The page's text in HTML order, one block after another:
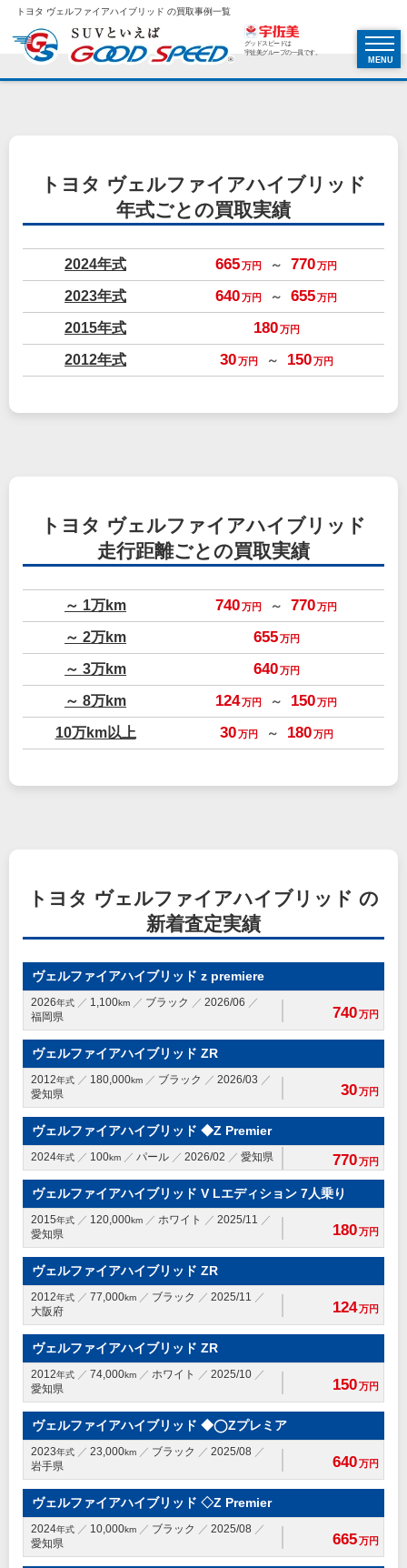
トヨタ ヴェルファイアハイブリッド の買取事例一覧
グッドスピードは
宇佐美グループの一員です。
MENU
トヨタ ヴェルファイアハイブリッド
年式ごとの買取実績
2024年式 665万円 ～ 770万円
2023年式 640万円 ～ 655万円
2015年式 180 万円
2012年式 30 万円 ～ 150 万円
トヨタ ヴェルファイアハイブリッド
走行距離ごとの買取実績
～ 1万km 740万円 ～ 770万円
～ 2万km 655 万円
～ 3万km 640 万円
～ 8万km 124万円 ～ 150万円
10万km以上 30 万円 ～ 180 万円
トヨタ ヴェルファイアハイブリッド の
新着査定実績
ヴェルファイアハイブリッド z premiere
2026年式 1,100km ブラック
2026/06
福岡県
740万円
ヴェルファイアハイブリッド ZR
2012年式 180,000km ブラック
2026/03
愛知県
30万円
ヴェルファイアハイブリッド ◆Z Premier
2024年式 100km パール 2026/02 愛知県 770万円
ヴェルファイアハイブリッド V Lエディション 7人乗り
2015年式 120,000km ホワイト
2025/11
愛知県
180万円
ヴェルファイアハイブリッド ZR
2012年式 77,000km ブラック
2025/11
大阪府
124万円
ヴェルファイアハイブリッド ZR
2012年式 74,000km ホワイト
2025/10
愛知県
150万円
ヴェルファイアハイブリッド ◆◯Zプレミア
2023年式 23,000km ブラック
2025/08
岩手県
640万円
ヴェルファイアハイブリッド ◇Z Premier
2024年式 10,000km ブラック
2025/08
愛知県
665万円